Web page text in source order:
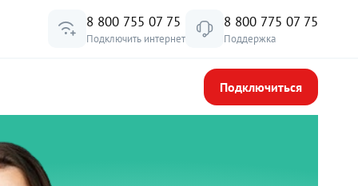
8 800 755 07 75
Подключить интернет
8 800 775 07 75
Поддержка
Подключиться